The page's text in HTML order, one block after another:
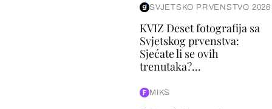
SVJETSKO PRVENSTVO 2026
KVIZ Deset fotografija sa
Svjetskog prvenstva:
Sjećate li se ovih
trenutaka?...
MIKS